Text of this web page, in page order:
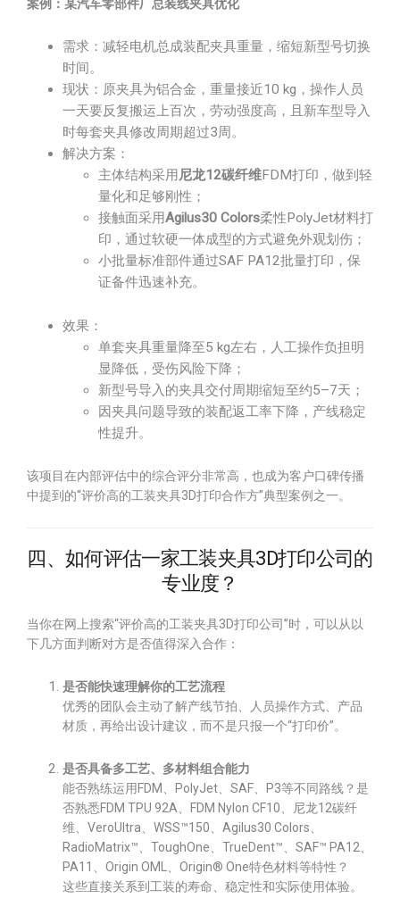
案例：某汽车零部件厂总装线夹具优化
需求：减轻电机总成装配夹具重量，缩短新型号切换
时间。
现状：原夹具为铝合金，重量接近10 kg，操作人员
一天要反复搬运上百次，劳动强度高，且新车型导入
时每套夹具修改周期超过3周。
解决方案：
主体结构采用尼龙12碳纤维FDM打印，做到轻
量化和足够刚性；
接触面采用Agilus30 Colors柔性PolyJet材料打
印，通过软硬一体成型的方式避免外观划伤；
小批量标准部件通过SAF PA12批量打印，保
证备件迅速补充。
效果：
单套夹具重量降至5 kg左右，人工操作负担明
显降低，受伤风险下降；
新型号导入的夹具交付周期缩短至约5–7天；
因夹具问题导致的装配返工率下降，产线稳定
性提升。
该项目在内部评估中的综合评分非常高，也成为客户口碑传播
中提到的“评价高的工装夹具3D打印合作方”典型案例之一。
四、如何评估一家工装夹具3D打印公司的
专业度？
当你在网上搜索“评价高的工装夹具3D打印公司”时，可以从以
下几方面判断对方是否值得深入合作：
是否能快速理解你的工艺流程
优秀的团队会主动了解产线节拍、人员操作方式、产品
材质，再给出设计建议，而不是只报一个“打印价”。
是否具备多工艺、多材料组合能力
能否熟练运用FDM、PolyJet、SAF、P3等不同路线？是
否熟悉FDM TPU 92A、FDM Nylon CF10、尼龙12碳纤
维、VeroUltra、WSS™150、Agilus30 Colors、
RadioMatrix™、ToughOne、TrueDent™、SAF™ PA12、
PA11、Origin OML、Origin® One特色材料等特性？
这些直接关系到工装的寿命、稳定性和实际使用体验。